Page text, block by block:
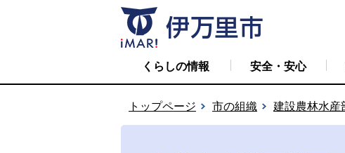
くらしの情報 安全・安心
トップページ 市の組織 建設農林水産